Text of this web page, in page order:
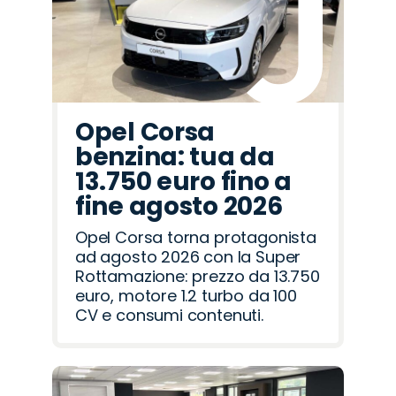
Opel Corsa
benzina: tua da
13.750 euro fino a
fine agosto 2026
Opel Corsa torna protagonista
ad agosto 2026 con la Super
Rottamazione: prezzo da 13.750
euro, motore 1.2 turbo da 100
CV e consumi contenuti.